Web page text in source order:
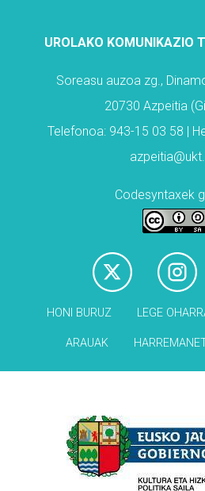
UROLAKO KOMUNIKAZIO
Soreasu auzoa zg.,
20730 Azpeitia
Telefonoa: 943-15 03 58 |
Codesyntaxek
HONI BURUZ LEGE
ARAUAK